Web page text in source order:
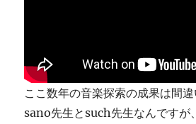
ここ数年の音楽探索の成果は間
sano先生とsuch先生なんですが